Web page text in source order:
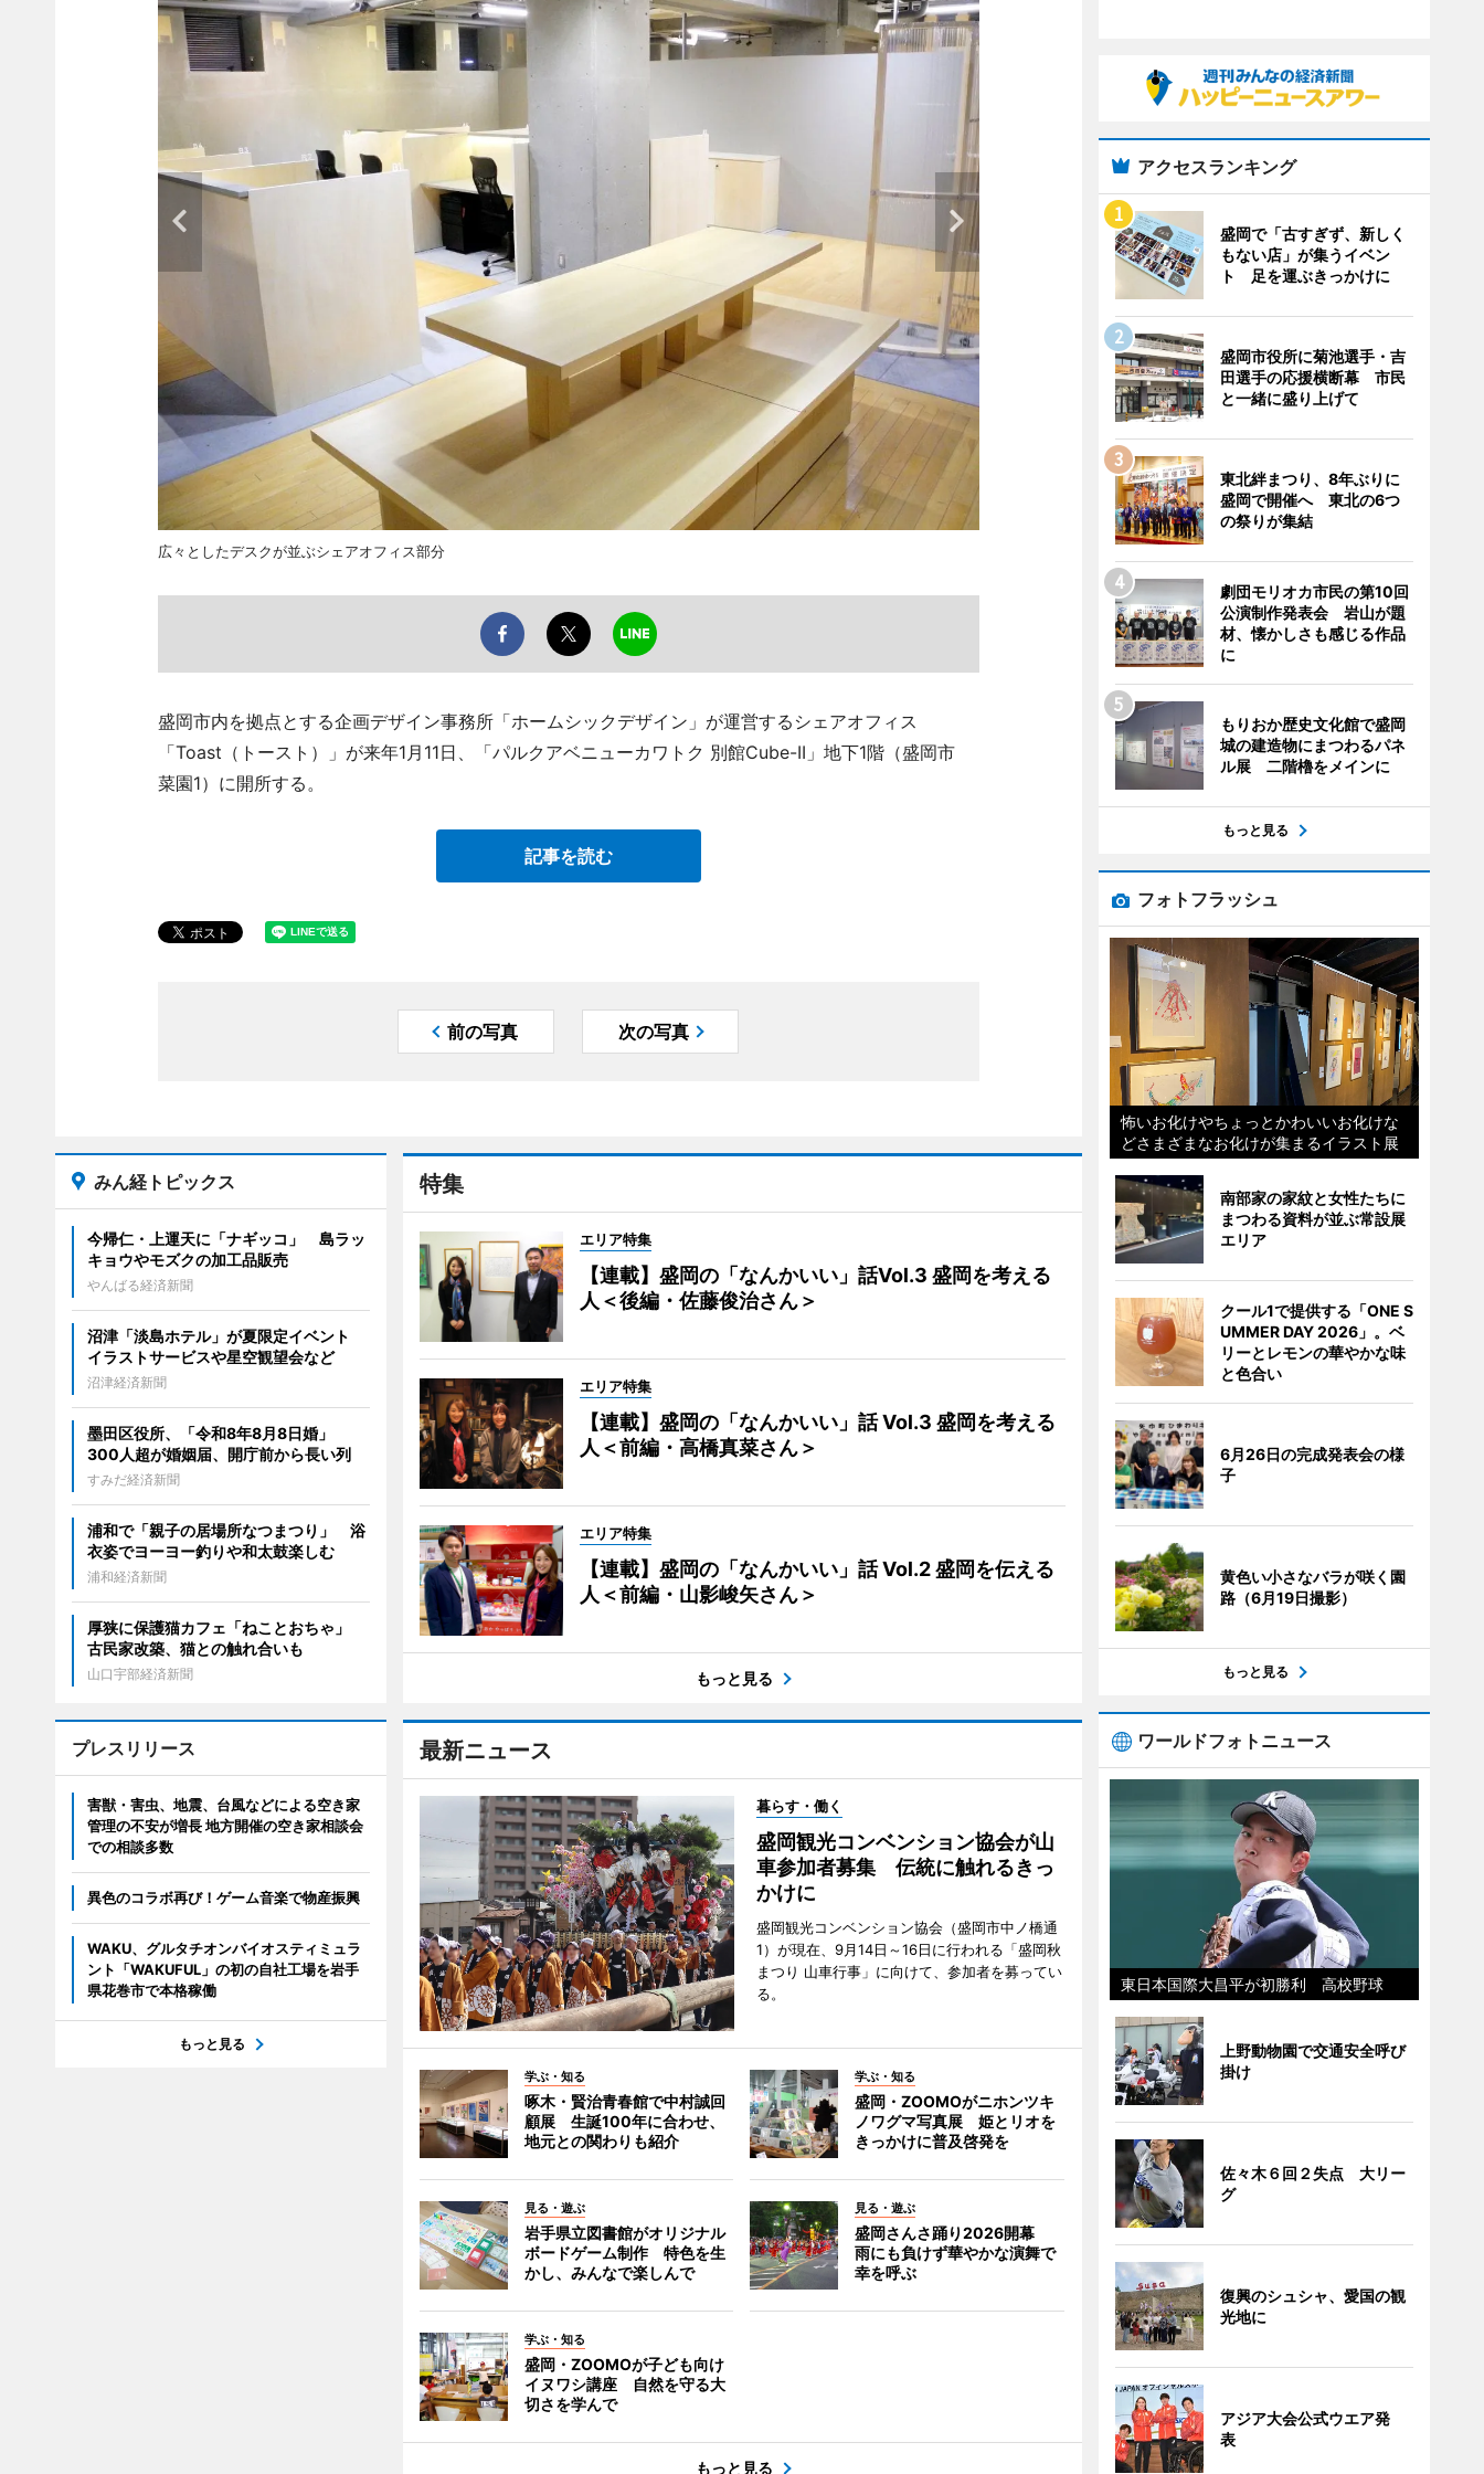
広々としたデスクが並ぶシェアオフィス部分
盛岡市内を拠点とする企画デザイン事務所「ホームシックデザイン」が運営するシェアオフィス
「Toast（トースト）」が来年1月11日、「パルクアベニューカワトク 別館Cube-II」地下1階（盛岡市
菜園1）に開所する。
記事を読む
前の写真 次の写真
特集
エリア特集
【連載】盛岡の「なんかいい」話Vol.3 盛岡を考える
人＜後編・佐藤俊治さん＞
エリア特集
【連載】盛岡の「なんかいい」話 Vol.3 盛岡を考える
人＜前編・高橋真菜さん＞
エリア特集
【連載】盛岡の「なんかいい」話 Vol.2 盛岡を伝える
人＜前編・山影峻矢さん＞
もっと見る
最新ニュース
暮らす・働く
盛岡観光コンベンション協会が山
車参加者募集 伝統に触れるきっ
かけに
盛岡観光コンベンション協会（盛岡市中ノ橋通
1）が現在、9月14日～16日に行われる「盛岡秋
まつり 山車行事」に向けて、参加者を募ってい
る。
学ぶ・知る
啄木・賢治青春館で中村誠回
顧展 生誕100年に合わせ、
地元との関わりも紹介
学ぶ・知る
盛岡・ZOOMOがニホンツキ
ノワグマ写真展 姫とリオを
きっかけに普及啓発を
見る・遊ぶ
岩手県立図書館がオリジナル
ボードゲーム制作 特色を生
かし、みんなで楽しんで
見る・遊ぶ
盛岡さんさ踊り2026開幕
雨にも負けず華やかな演舞で
幸を呼ぶ
学ぶ・知る
盛岡・ZOOMOが子ども向け
イヌワシ講座 自然を守る大
切さを学んで
もっと見る
みん経トピックス
今帰仁・上運天に「ナギッコ」 島ラッ
キョウやモズクの加工品販売
やんばる経済新聞
沼津「淡島ホテル」が夏限定イベント
イラストサービスや星空観望会など
沼津経済新聞
墨田区役所、「令和8年8月8日婚」
300人超が婚姻届、開庁前から長い列
すみだ経済新聞
浦和で「親子の居場所なつまつり」 浴
衣姿でヨーヨー釣りや和太鼓楽しむ
浦和経済新聞
厚狭に保護猫カフェ「ねことおちゃ」
古民家改築、猫との触れ合いも
山口宇部経済新聞
プレスリリース
害獣・害虫、地震、台風などによる空き家
管理の不安が増長 地方開催の空き家相談会
での相談多数
異色のコラボ再び！ゲーム音楽で物産振興
WAKU、グルタチオンバイオスティミュラ
ント「WAKUFUL」の初の自社工場を岩手
県花巻市で本格稼働
もっと見る
アクセスランキング
盛岡で「古すぎず、新しく
もない店」が集うイベン
ト 足を運ぶきっかけに
盛岡市役所に菊池選手・吉
田選手の応援横断幕 市民
と一緒に盛り上げて
東北絆まつり、8年ぶりに
盛岡で開催へ 東北の6つ
の祭りが集結
劇団モリオカ市民の第10回
公演制作発表会 岩山が題
材、懐かしさも感じる作品
に
もりおか歴史文化館で盛岡
城の建造物にまつわるパネ
ル展 二階櫓をメインに
もっと見る
フォトフラッシュ
怖いお化けやちょっとかわいいお化けな
どさまざまなお化けが集まるイラスト展
南部家の家紋と女性たちに
まつわる資料が並ぶ常設展
エリア
クール1で提供する「ONE S
UMMER DAY 2026」。ベ
リーとレモンの華やかな味
と色合い
6月26日の完成発表会の様
子
黄色い小さなバラが咲く園
路（6月19日撮影）
もっと見る
ワールドフォトニュース
東日本国際大昌平が初勝利 高校野球
上野動物園で交通安全呼び
掛け
佐々木６回２失点 大リー
グ
復興のシュシャ、愛国の観
光地に
アジア大会公式ウエア発
表